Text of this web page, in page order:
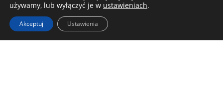
Zasady wynajmu
Specjalna oferta dla firm
używamy, lub wyłączyć je w ustawieniach.
Akceptuj Ustawienia